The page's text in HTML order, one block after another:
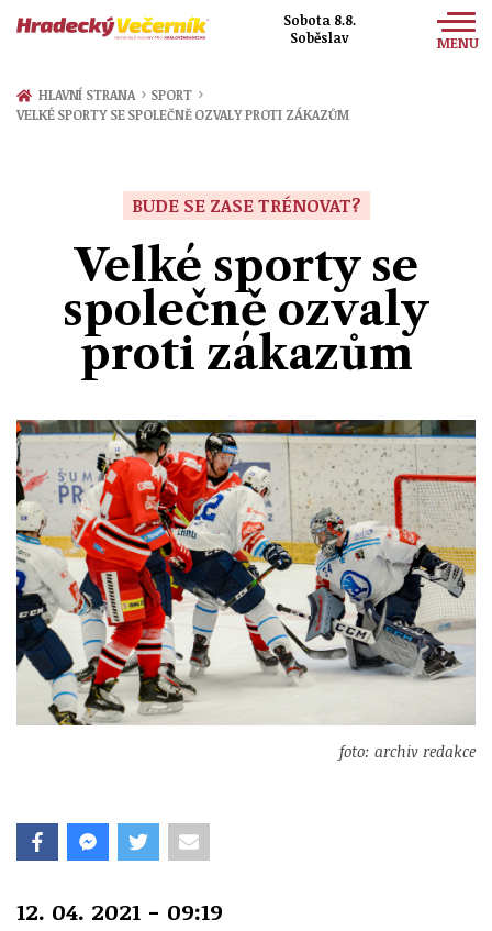
Sobota 8.8.
Soběslav
MENU
Zprávy
Společnost
HLAVNÍ STRANA › SPORT ›
VELKÉ SPORTY SE SPOLEČNĚ OZVALY PROTI ZÁKAZŮM
BUDE SE ZASE TRÉNOVAT?
Velké sporty se
společně ozvaly
proti zákazům
foto: archiv redakce
12. 04. 2021 - 09:19